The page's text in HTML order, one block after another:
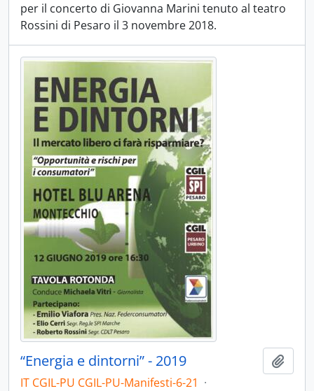
per il concerto di Giovanna Marini tenuto al teatro
Rossini di Pesaro il 3 novembre 2018.
“Energia e dintorni” - 2019
IT CGIL-PU CGIL-PU-Manifesti-6-21 ·